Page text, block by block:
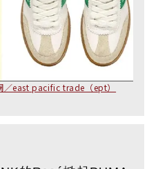
／east pacific trade（ept）